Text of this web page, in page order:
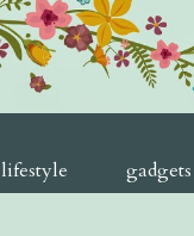
lifestyle gadgets